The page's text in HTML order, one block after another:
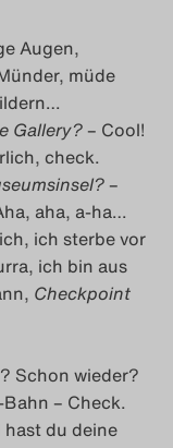
Blog
Blog
Blog
Blog
Augen,
müde
Gallery?– Cool!
check.
–
aha, a-ha…
ich sterbe vor
ich bin aus
Checkpoint
Schon wieder?
– Check.
du deine